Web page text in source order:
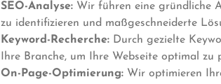
SEO-Analyse: Wir führen eine gründliche
zu identifizieren und maßgeschneiderte
Keyword-Recherche: Durch gezielte
Ihre Branche, um Ihre Webseite optimal zu
On-Page-Optimierung: Wir optimieren